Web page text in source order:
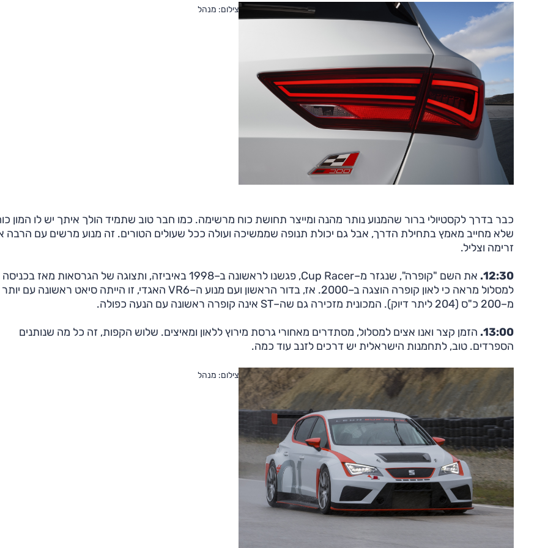
צילום: מנהל
כבר בדרך לקסטיולי ברור שהמנוע נותר מהנה ומייצר תחושת כוח מרשימה. כמו חבר טוב שתמיד הולך איתך יש לו המון
שלא מחייב מאמץ בתחילת הדרך, אבל גם יכולת תנופה שממשיכה ועולה ככל שעולים הטורים. זה מנוע מרשים עם הרבה
זרימה וצליל.
12:30.
את השם "קופרה", שנגזר מ–Cup Racer, פגשנו לראשונה ב–1998 באיביזה, ותצוגה של הגרסאות מאז בכניסה
למסלול מראה כי לאון קופרה הוצגה ב–2000. אז, בדור הראשון ועם מנוע ה–VR6 האגדי, זו הייתה סיאט ראשונה עם יותר
מ–200 כ"ס (204 ליתר דיוק). המכונית מזכירה גם שה–ST אינה קופרה ראשונה עם הנעה כפולה.
13:00. הזמן קצר ואנו אצים למסלול, מסתדרים מאחורי גרסת מירוץ ללאון ומאיצים. שלוש הקפות, זה כל מה שנותנים
הספרדים. טוב, לתחמנות הישראלית יש דרכים לזנב עוד כמה.
צילום: מנהל